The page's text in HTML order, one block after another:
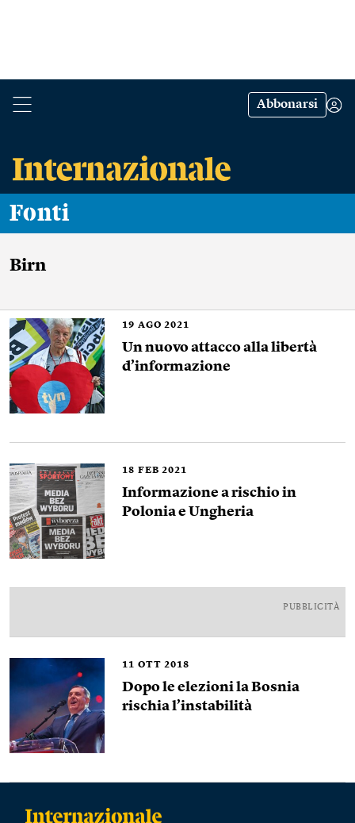
Abbonarsi
Fonti
Birn
19 AGO 2021
Un nuovo attacco alla libertà
d’informazione
18 FEB 2021
Informazione a rischio in
Polonia e Ungheria
PUBBLICITÀ
11 OTT 2018
Dopo le elezioni la Bosnia
rischia l’instabilità